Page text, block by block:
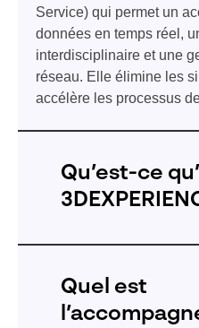
Service) qui permet un
données en temps réel,
interdisciplinaire et une
réseau. Elle élimine les
accélère les processus
Qu’est-ce
Systèmes, un “rôle”
d’applications et de
répondre aux besoins
Quel est